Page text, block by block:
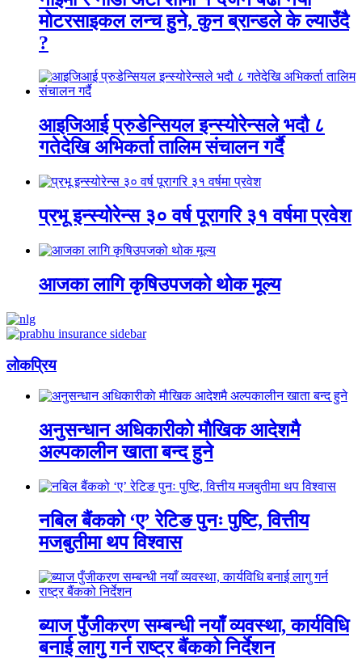
मोटरसाइकल लन्च हुने, कुन ब्रान्डले के ल्याउँदै
?
आइजिआई प्रुडेन्सियल इन्स्योरेन्सले भदौ ८
गतेदेखि अभिकर्ता तालिम संचालन गर्दै
प्रभू इन्स्योरेन्स ३० वर्ष पूरागरि ३१ वर्षमा प्रवेश
आजका लागि कृषिउपजको थोक मूल्य
लाेकप्रिय
अनुसन्धान अधिकारीकाे माैखिक आदेशमै
अल्पकालीन खाता बन्द हुने
नबिल बैंकको ‘ए’ रेटिङ पुनः पुष्टि, वित्तीय
मजबुतीमा थप विश्वास
ब्याज पुँजीकरण सम्बन्धी नयाँ व्यवस्था, कार्यविधि
बनाई लागु गर्न राष्ट्र बैंकको निर्देशन